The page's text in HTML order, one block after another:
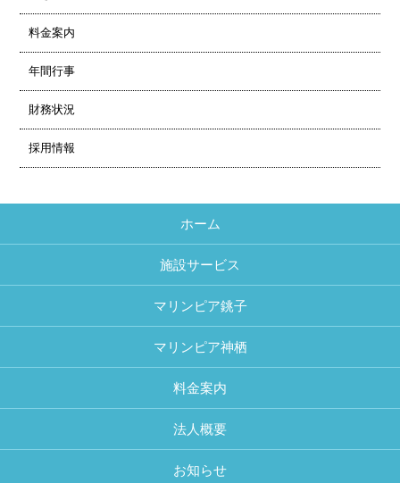
料金案内
年間行事
財務状況
採用情報
ホーム
施設サービス
マリンピア銚子
マリンピア神栖
料金案内
法人概要
お知らせ